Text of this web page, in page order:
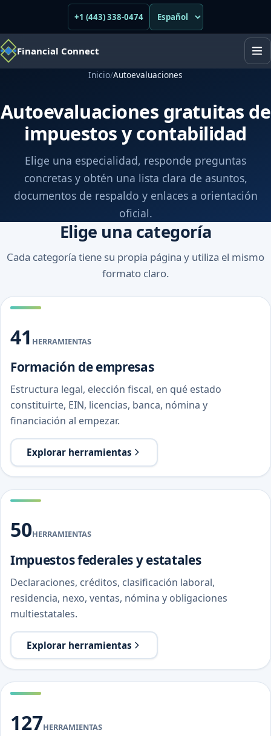
+1 (443) 338-0474
Financial Connect
Inicio/Autoevaluaciones
Autoevaluaciones gratuitas de
impuestos y contabilidad
Elige una especialidad, responde preguntas
concretas y obtén una lista clara de asuntos,
documentos de respaldo y enlaces a orientación
oficial.
Elige una categoría
Cada categoría tiene su propia página y utiliza el mismo
formato claro.
41 HERRAMIENTAS
Formación de empresas
Estructura legal, elección fiscal, en qué estado
constituirte, EIN, licencias, banca, nómina y
financiación al empezar.
Explorar herramientas
50HERRAMIENTAS
Impuestos federales y estatales
Declaraciones, créditos, clasificación laboral,
residencia, nexo, ventas, nómina y obligaciones
multiestatales.
Explorar herramientas
127HERRAMIENTAS